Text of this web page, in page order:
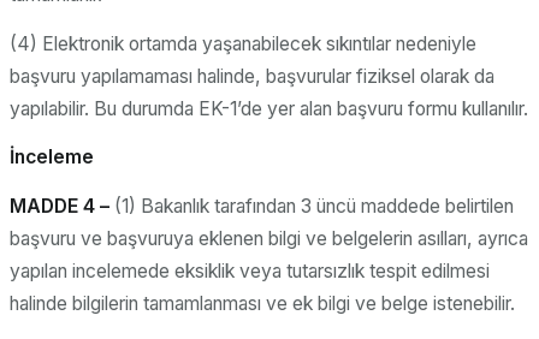
(4) Elektronik ortamda yaşanabilecek sıkıntılar nedeniyle
başvuru yapılamaması halinde, başvurular fiziksel olarak da
yapılabilir. Bu durumda EK-1’de yer alan başvuru formu kullanılır.
İnceleme
MADDE 4 – (1) Bakanlık tarafından 3 üncü maddede belirtilen
başvuru ve başvuruya eklenen bilgi ve belgelerin asılları, ayrıca
yapılan incelemede eksiklik veya tutarsızlık tespit edilmesi
halinde bilgilerin tamamlanması ve ek bilgi ve belge istenebilir.